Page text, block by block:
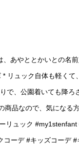
あやととかいとの名前
リュック自体も軽くて
で、公園着いても降ろ
商品なので、気になる
リュック #my1stenfant
コーデ #キッズコーデ #